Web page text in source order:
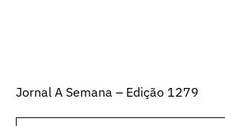
Jornal A Semana – Edição 1279